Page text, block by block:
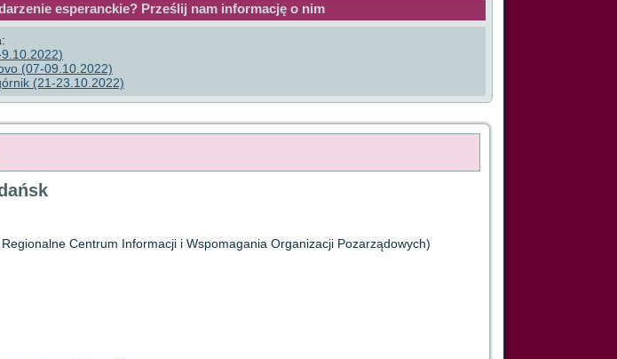
esperanckie? Prześlij nam informację o nim
)
(07-09.10.2022)
(21-23.10.2022)
Centrum Informacji i Wspomagania Organizacji Pozarządowych)